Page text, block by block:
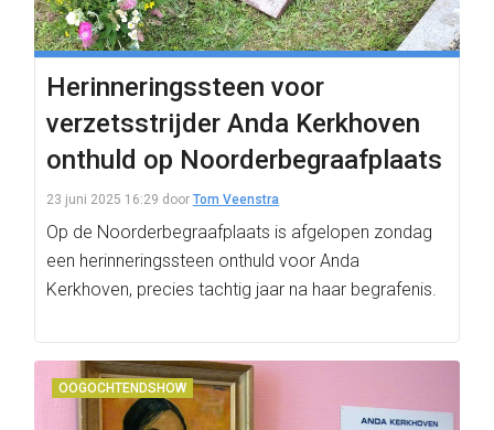
Herinneringssteen voor
verzetsstrijder Anda Kerkhoven
onthuld op Noorderbegraafplaats
23 juni 2025 16:29 door Tom Veenstra
Op de Noorderbegraafplaats is afgelopen zondag
een herinneringssteen onthuld voor Anda
Kerkhoven, precies tachtig jaar na haar begrafenis.
OOGOCHTENDSHOW